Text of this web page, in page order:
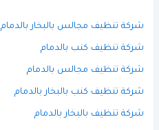
شركة تنظيف مجالس بالبخار بالدمام
شركة تنظيف كنب بالدمام
شركة تنظيف مجالس بالدمام
شركة تنظيف كنب بالبخار بالدمام
شركة تنظيف بالبخار بالدمام